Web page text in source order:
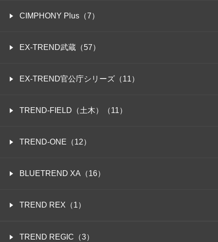
CIMPHONY Plus（7）
EX-TREND武蔵（57）
EX-TREND官公庁シリーズ（11）
TREND-FIELD（土木）（11）
TREND-ONE（12）
BLUETREND XA（16）
TREND REX（1）
TREND REGIC（3）